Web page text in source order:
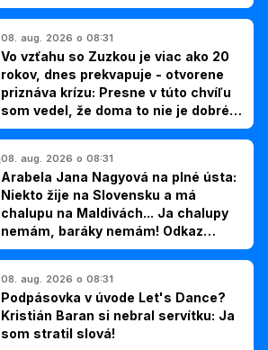
08. aug. 2026 o 08:31
Vo vzťahu so Zuzkou je viac ako 20
rokov, dnes prekvapuje - otvorene
priznáva krízu: Presne v túto chvíľu
som vedel, že doma to nie je dobré,
hovorí Milan Ondrík
08. aug. 2026 o 08:31
Arabela Jana Nagyová na plné ústa:
Niekto žije na Slovensku a má
chalupu na Maldivách... Ja chalupy
nemám, baráky nemám! Odkaz
Slovákom
08. aug. 2026 o 08:31
Podpásovka v úvode Let's Dance?
Kristián Baran si nebral servítku: Ja
som stratil slová!